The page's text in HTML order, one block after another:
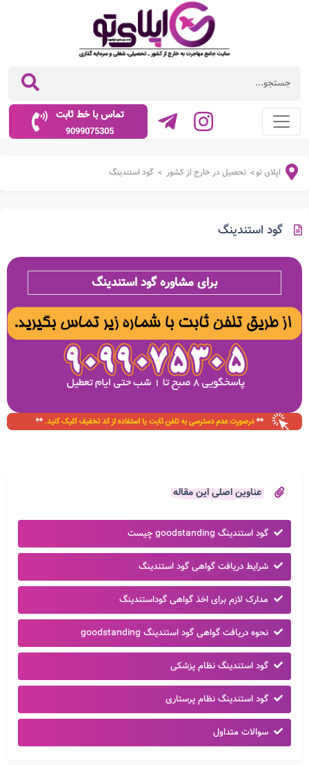
تماس با خط ثابت
9099075305
اپلای تو> تحصیل در خارج از کشور > گود استندینگ
گود استندینگ
برای مشاوره گود استندینگ
عناوین اصلی این مقاله
گود استندینگ goodstanding چیست
شرایط دریافت گواهی گود استندینگ
مدارک لازم برای اخذ گواهی گوداستندینگ
نحوه دریافت گواهی گود استندینگ goodstanding
گود استندینگ نظام پزشکی
گود استندینگ نظام پرستاری
سوالات متداول